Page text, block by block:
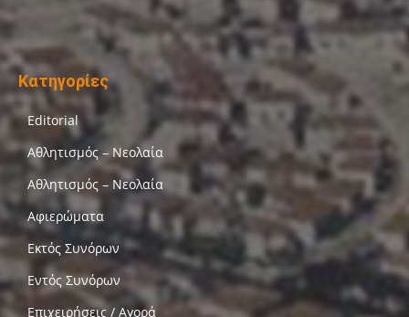
Κατηγορίες
Editorial
Αθλητισμός – Νεολαία
Αθλητισμός – Νεολαία
Αφιερώματα
Εκτός Συνόρων
Εντός Συνόρων
Επιχειρήσεις / Αγορά